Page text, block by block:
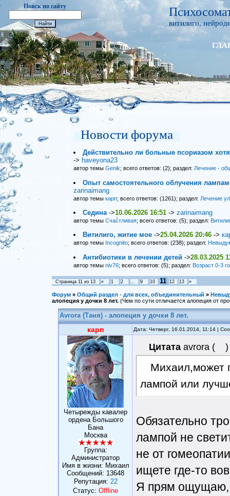
Поиск по сайту
витилиго,
Новости форума
Действительно ли больные псориазом
-> haveyona23
автор темы Genik; всего ответов: (2); раздел: Лечение -
Опыт самостоятельного облучения
zarinaimang
автор темы карп; всего ответов: (1261); раздел: Лечение
Седина ->10.06.2026 16:51 ->zarinaimang
автор темы Счастливая; всего ответов: (5); раздел:
Витилиго, житие мое ->25.04.2026 20:46 ->
автор темы Incognito; всего ответов: (238); раздел:
Антибиотики в лечении детей ->28.03.2025
автор темы niv76; всего ответов: (5); раздел: Возраст 0-3
Страница 11 из 13 « 1 2 … 9 10 11 12 13 »
Форум » Общий раздел - для всех, объединительный »
алопеция у дочки 8 лет. (Чем по сути отличается алопеция от
Avrora (Таня) - алопеция у дочки 8 лет.
карп Дата: Четверг, 16.01.2014, 11:14 |
Четырежды кавалер
ордена Большого
Бана
Москва
Группа:
Администратор
Имя в жизни: Михаил
Сообщений: 13648
Репутация: 22
Статус: Offline
Цитата avrora ( )
Михаил,может
лампой или
Обязательно
лампой не
не от
ищете где-то
Я прям ощущаю,